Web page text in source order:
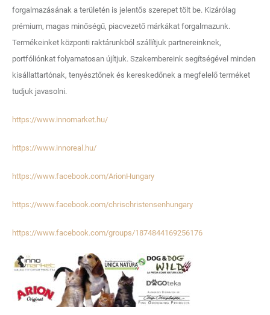
forgalmazásának a területén is jelentős szerepet tölt be. Kizárólag
prémium, magas minőségű, piacvezető márkákat forgalmazunk.
Termékeinket központi raktárunkból szállítjuk partnereinknek,
portfóliónkat folyamatosan újítjuk. Szakembereink segítségével minden
kisállattartónak, tenyésztőnek és kereskedőnek a megfelelő terméket
tudjuk javasolni.
https://www.innomarket.hu/
https://www.innoreal.hu/
https://www.facebook.com/ArionHungary
https://www.facebook.com/chrischristensenhungary
https://www.facebook.com/groups/1874844169256176